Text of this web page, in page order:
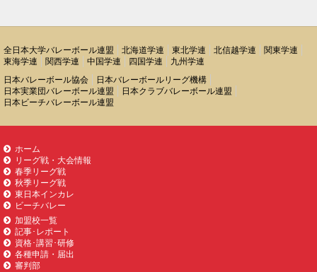
全日本大学バレーボール連盟 北海道学連 東北学連 北信越学連
関東学連
東海学連
関西学連 中国学連 四国学連
九州学連
日本バレーボール協会
日本バレーボールリーグ機構
日本実業団バレーボール連盟
日本クラブバレーボール連盟
日本ビーチバレーボール連盟
ホーム
リーグ戦・大会情報
春季リーグ戦
秋季リーグ戦
東日本インカレ
ビーチバレー
加盟校一覧
記事･レポート
資格･講習･研修
各種申請・届出
審判部